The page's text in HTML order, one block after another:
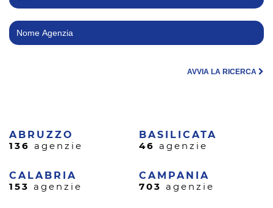
AVVIA LA RICERCA
ABRUZZO
136 agenzie
BASILICATA
46 agenzie
CALABRIA
153 agenzie
CAMPANIA
703 agenzie